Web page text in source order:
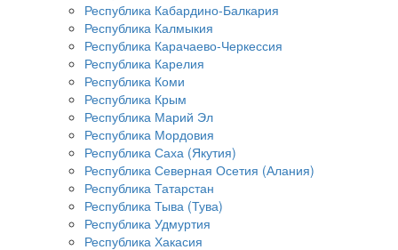
Республика Кабардино-Балкария
Республика Калмыкия
Республика Карачаево-Черкессия
Республика Карелия
Республика Коми
Республика Крым
Республика Марий Эл
Республика Мордовия
Республика Саха (Якутия)
Республика Северная Осетия (Алания)
Республика Татарстан
Республика Тыва (Тува)
Республика Удмуртия
Республика Хакасия